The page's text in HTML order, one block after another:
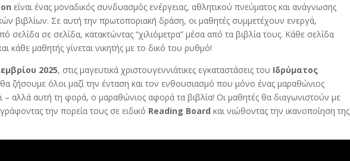
είναι ένας μοναδικός συνδυασμός ενέργειας, αθλητικού πνεύματος και ανάγνωσης
βιβλίων. Σε αυτή την πρωτοποριακή δράση, οι μαθητές συμμετέχουν ενεργά,
σελίδα σε σελίδα, κατακτώντας “χιλιόμετρα” μέσα από τα βιβλία τους. Κάθε σελίδα
κάθε μαθητής γίνεται νικητής με το δικό του ρυθμό!
2025, στις μαγευτικά χριστουγεννιάτικες εγκαταστάσεις του Ιδρύματος
ζήσουμε όλοι μαζί την ένταση και τον ενθουσιασμό που μόνο ένας μαραθώνιος
– αλλά αυτή τη φορά, ο μαραθώνιος αφορά τα βιβλία! Οι μαθητές θα διαγωνιστούν με
την πορεία τους σε ειδικό Reading Boardκαι νιώθοντας την ικανοποίηση της